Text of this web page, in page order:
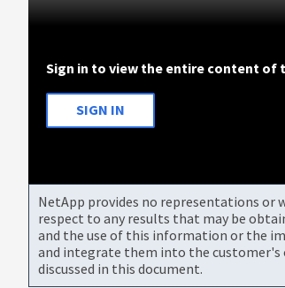
Sign in to view the entire content of
SIGN IN
NetApp provides no representations
respect to any results that may be
and the use of this information or the
and integrate them into the customer's
discussed in this document.